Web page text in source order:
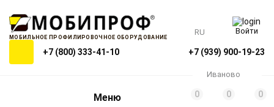
МОБИЛЬНОЕ ПРОФИЛИРОВОЧНОЕ ОБОРУДОВАНИЕ
+7 (800) 333-41-10 +7 (939) 900-19-23
RU Войти
Иваново
Меню 0 0 0